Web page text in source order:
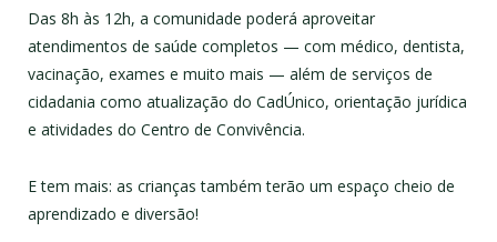
Das 8h às 12h, a comunidade poderá aproveitar
atendimentos de saúde completos — com médico, dentista,
vacinação, exames e muito mais — além de serviços de
cidadania como atualização do CadÚnico, orientação jurídica
e atividades do Centro de Convivência.
E tem mais: as crianças também terão um espaço cheio de
aprendizado e diversão!